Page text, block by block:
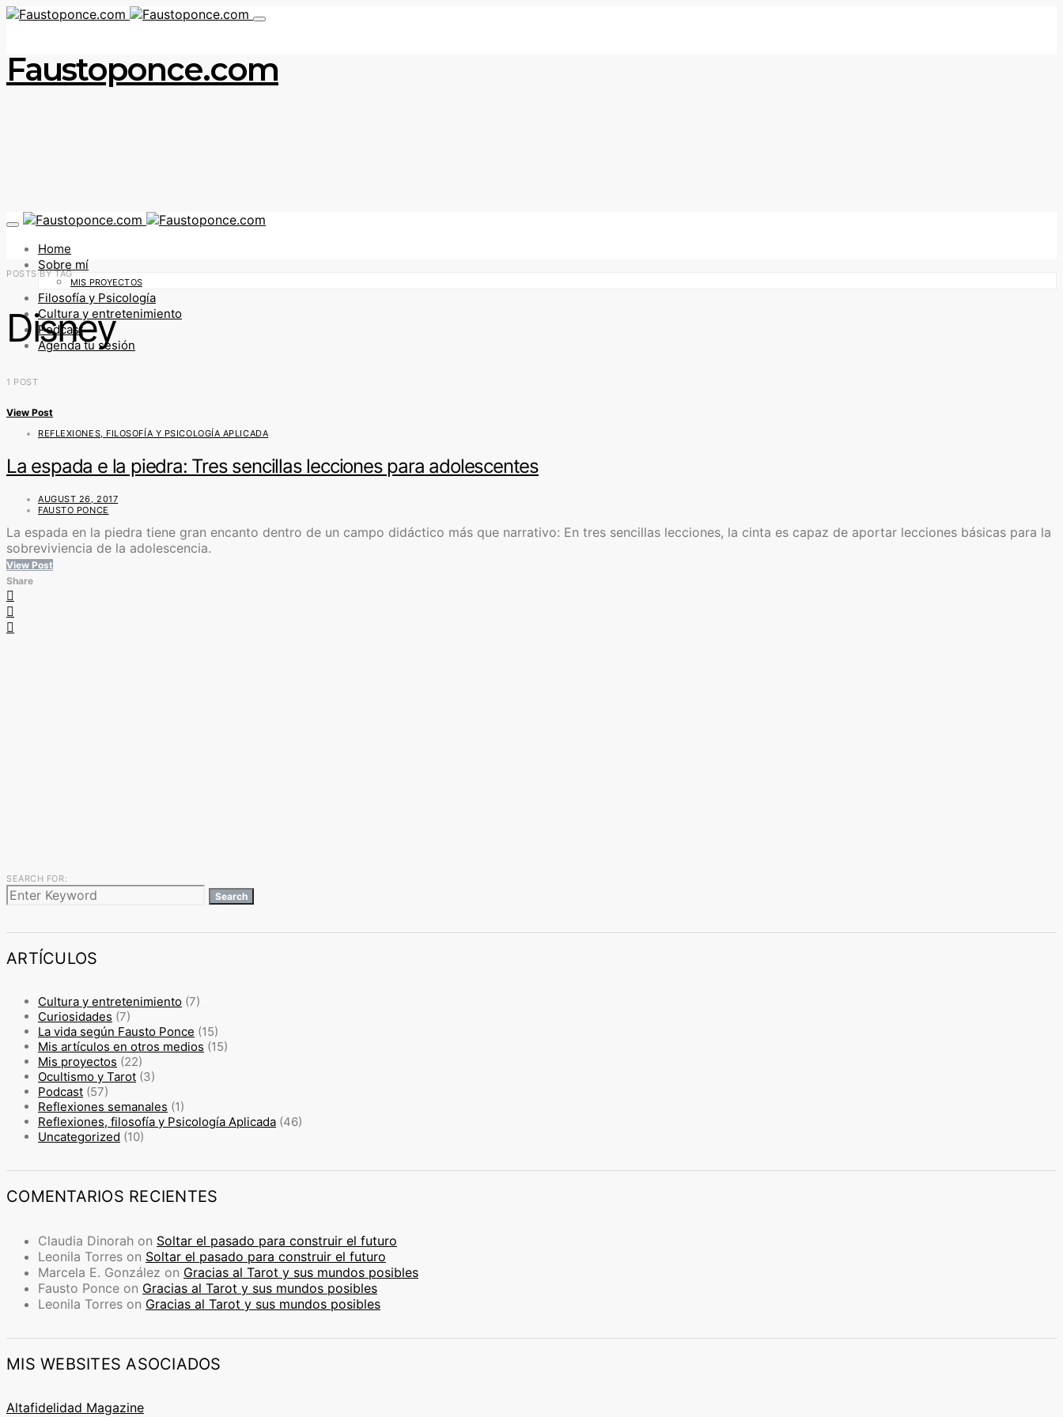
Faustoponce.com
Home
Sobre mí
MIS PROYECTOS
Filosofía y Psicología
Cultura y entretenimiento
Podcast
Agenda tu sesión
POSTS BY TAG
Disney
1 POST
View Post
REFLEXIONES, FILOSOFÍA Y PSICOLOGÍA APLICADA
La espada e la piedra: Tres sencillas lecciones para adolescentes
AUGUST 26, 2017
FAUSTO PONCE
La espada en la piedra tiene gran encanto dentro de un campo didáctico más que narrativo: En tres sencillas lecciones, la cinta es capaz de aportar lecciones básicas para la
sobreviviencia de la adolescencia.
View Post
Share
SEARCH FOR:
Search
ARTÍCULOS
Cultura y entretenimiento (7)
Curiosidades (7)
La vida según Fausto Ponce (15)
Mis artículos en otros medios (15)
Mis proyectos (22)
Ocultismo y Tarot (3)
Podcast (57)
Reflexiones semanales (1)
Reflexiones, filosofía y Psicología Aplicada (46)
Uncategorized (10)
COMENTARIOS RECIENTES
Claudia Dinorah on Soltar el pasado para construir el futuro
Leonila Torres on Soltar el pasado para construir el futuro
Marcela E. González on Gracias al Tarot y sus mundos posibles
Fausto Ponce on Gracias al Tarot y sus mundos posibles
Leonila Torres on Gracias al Tarot y sus mundos posibles
MIS WEBSITES ASOCIADOS
Altafidelidad Magazine